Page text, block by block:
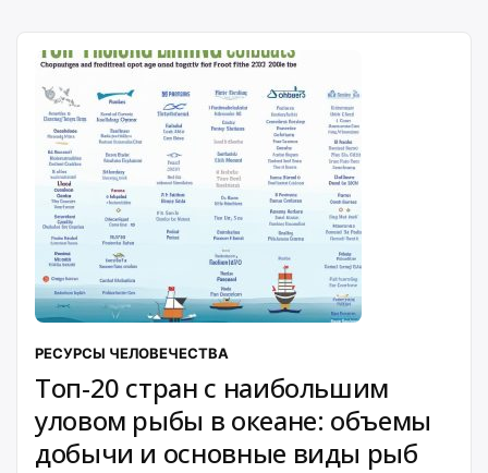
РЕСУРСЫ ЧЕЛОВЕЧЕСТВА
Топ-20 стран с наибольшим
уловом рыбы в океане: объемы
добычи и основные виды рыб